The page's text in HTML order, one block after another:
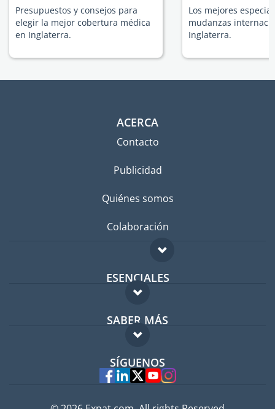
Presupuestos y consejos para
elegir la mejor cobertura médica
en Inglaterra.
Los mejores
mudanzas
Inglaterra.
ACERCA
Contacto
Publicidad
Quiénes somos
Colaboración
ESENCIALES
Foro para expatriados
Guía para expatriados
Trabajos en el extranjero
SABER MÁS
FAQ
Expertos
SÍGUENOS